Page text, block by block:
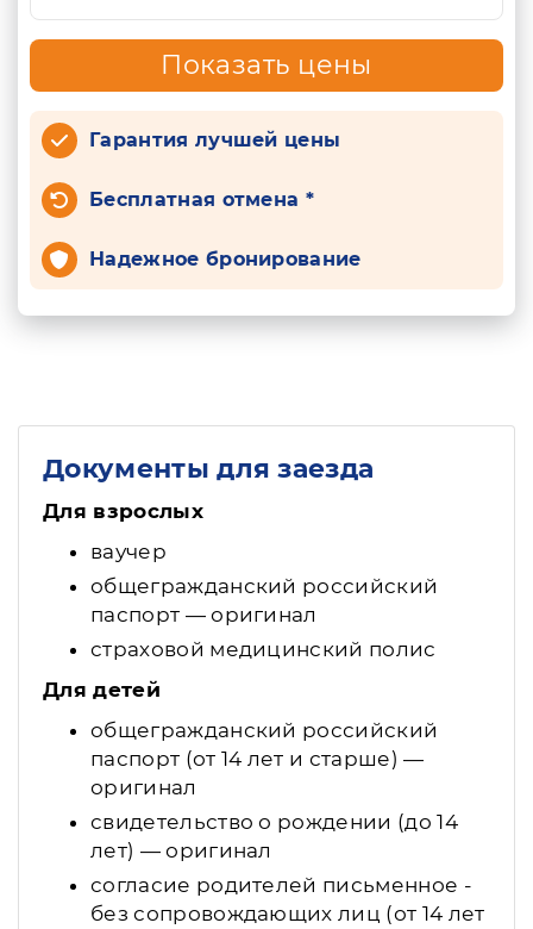
Показать цены
Гарантия лучшей цены
Бесплатная отмена *
Надежное бронирование
Документы для заезда
Для взрослых
ваучер
общегражданский российский
паспорт — оригинал
страховой медицинский полис
Для детей
общегражданский российский
паспорт (от 14 лет и старше) —
оригинал
свидетельство о рождении (до 14
лет) — оригинал
согласие родителей письменное -
без сопровождающих лиц (от 14 лет